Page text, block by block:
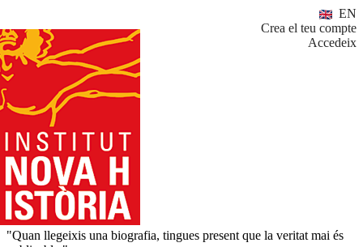
EN
Crea el teu compte
Accedeix
"Quan llegeixis una biografia, tingues present que la veritat mai és